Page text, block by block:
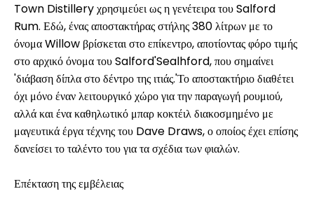
Town Distillery χρησιμεύει ως η γενέτειρα του Salford
Rum. Εδώ, ένας αποστακτήρας στήλης 380 λίτρων με το
όνομα Willow βρίσκεται στο επίκεντρο, αποτίοντας φόρο τιμής
στο αρχικό όνομα του Salford'Sealhford, που σημαίνει
'διάβαση δίπλα στο δέντρο της ιτιάς.'Το αποστακτήριο διαθέτει
όχι μόνο έναν λειτουργικό χώρο για την παραγωγή ρουμιού,
αλλά και ένα καθηλωτικό μπαρ κοκτέιλ διακοσμημένο με
μαγευτικά έργα τέχνης του Dave Draws, ο οποίος έχει επίσης
δανείσει το ταλέντο του για τα σχέδια των φιαλών.
Επέκταση της εμβέλειας